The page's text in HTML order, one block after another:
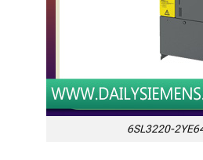
6SL3220-